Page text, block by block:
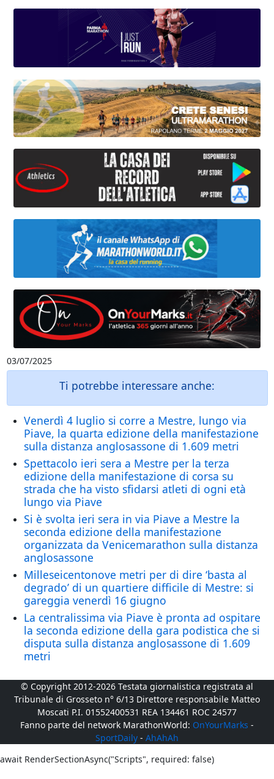
03/07/2025
Ti potrebbe interessare anche:
Venerdì 4 luglio si corre a Mestre, lungo via
Piave, la quarta edizione della manifestazione
sulla distanza anglosassone di 1.609 metri
Spettacolo ieri sera a Mestre per la terza
edizione della manifestazione di corsa su
strada che ha visto sfidarsi atleti di ogni età
lungo via Piave
Si è svolta ieri sera in via Piave a Mestre la
seconda edizione della manifestazione
organizzata da Venicemarathon sulla distanza
anglosassone
Milleseicentonove metri per di dire ‘basta al
degrado’ di un quartiere difficile di Mestre: si
gareggia venerdì 16 giugno
La centralissima via Piave è pronta ad ospitare
la seconda edizione della gara podistica che si
disputa sulla distanza anglosassone di 1.609
metri
© Copyright 2012-2026 Testata giornalistica registrata al
Tribunale di Grosseto n° 6/13 Direttore responsabile Matteo
Moscati P.I. 01552400531 REA 134461 ROC 24577
Fanno parte del network MarathonWorld: OnYourMarks -
SportDaily - AhAhAh
await RenderSectionAsync("Scripts", required: false)